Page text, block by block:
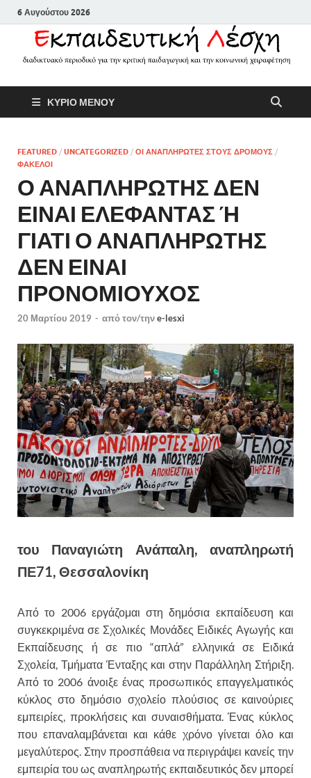
6 Αυγούστου 2026
κριτική παιδαγωγική και την
κοινωνική χειραφέτηση
ΚΥΡΙΟ ΜΕΝΟΥ
FEATURED / UNCATEGORIZED / ΟΙ ΑΝΑΠΛΗΡΩΤΕΣ ΣΤΟΥΣ ΔΡΟΜΟΥΣ /
ΦΑΚΕΛΟΙ
Ο ΑΝΑΠΛΗΡΩΤΗΣ ΔΕΝ
ΕΙΝΑΙ ΕΛΕΦΑΝΤΑΣ Ή
ΓΙΑΤΙ Ο ΑΝΑΠΛΗΡΩΤΗΣ
ΔΕΝ ΕΙΝΑΙ
ΠΡΟΝΟΜΙΟΥΧΟΣ
20 Μαρτίου 2019 - από τον/τηνe-lesxi
του Παναγιώτη Ανάπαλη, αναπληρωτή
ΠΕ71, Θεσσαλονίκη
Από το 2006 εργάζομαι στη δημόσια εκπαίδευση και
συγκεκριμένα σε Σχολικές Μονάδες Ειδικές Αγωγής και
Εκπαίδευσης ή σε πιο “απλά” ελληνικά σε Ειδικά
Σχολεία, Τμήματα Ένταξης και στην Παράλληλη Στήριξη.
Από το 2006 άνοιξε ένας προσωπικός επαγγελματικός
κύκλος στο δημόσιο σχολείο πλούσιος σε καινούριες
εμπειρίες, προκλήσεις και συναισθήματα. Ένας κύκλος
που επαναλαμβάνεται και κάθε χρόνο γίνεται όλο και
μεγαλύτερος. Στην προσπάθεια να περιγράψει κανείς την
εμπειρία του ως αναπληρωτής εκπαιδευτικός δεν μπορεί